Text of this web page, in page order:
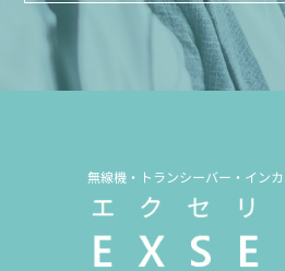
無線機・トランシーバー・イン